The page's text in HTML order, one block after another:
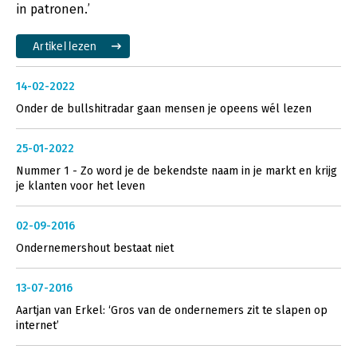
in patronen.’
Artikel lezen
14-02-2022
Onder de bullshitradar gaan mensen je opeens wél lezen
25-01-2022
Nummer 1 - Zo word je de bekendste naam in je markt en krijg
je klanten voor het leven
02-09-2016
Ondernemershout bestaat niet
13-07-2016
Aartjan van Erkel: ‘Gros van de ondernemers zit te slapen op
internet’